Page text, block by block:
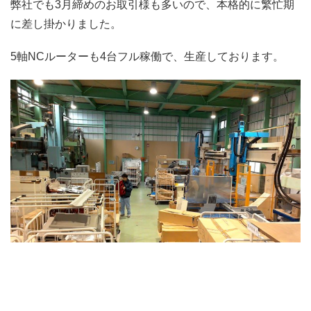
弊社でも3月締めのお取引様も多いので、本格的に繁忙期
に差し掛かりました。
5軸NCルーターも4台フル稼働で、生産しております。